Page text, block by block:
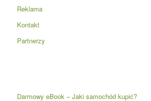
Reklama
Kontakt
Partnerzy
Darmowy eBook – Jaki samochód kupić?